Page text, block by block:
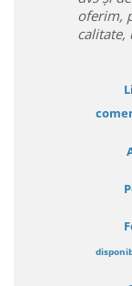
oferim,
calitate,